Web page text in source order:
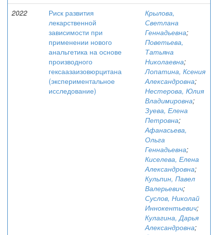
2022
Риск развития
лекарственной
зависимости при
применении нового
анальгетика на основе
производного
гексаазаизовюрцитана
(экспериментальное
исследование)
Крылова,
Светлана
Геннадьевна;
Поветьева,
Татьяна
Николаевна;
Лопатина, Ксения
Александровна;
Нестерова, Юлия
Владимировна;
Зуева, Елена
Петровна;
Афанасьева,
Ольга
Геннадьевна;
Киселева, Елена
Александровна;
Кульпин, Павел
Валерьевич;
Суслов, Николай
Иннокентьевич;
Кулагина, Дарья
Александровна;